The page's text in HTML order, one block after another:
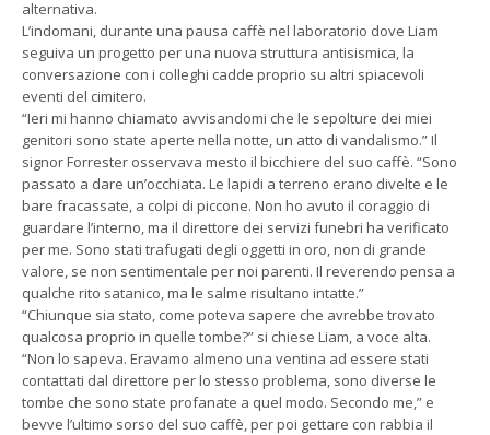
alternativa.
L’indomani, durante una pausa caffè nel laboratorio dove Liam
seguiva un progetto per una nuova struttura antisismica, la
conversazione con i colleghi cadde proprio su altri spiacevoli
eventi del cimitero.
“Ieri mi hanno chiamato avvisandomi che le sepolture dei miei
genitori sono state aperte nella notte, un atto di vandalismo.” Il
signor Forrester osservava mesto il bicchiere del suo caffè. “Sono
passato a dare un’occhiata. Le lapidi a terreno erano divelte e le
bare fracassate, a colpi di piccone. Non ho avuto il coraggio di
guardare l’interno, ma il direttore dei servizi funebri ha verificato
per me. Sono stati trafugati degli oggetti in oro, non di grande
valore, se non sentimentale per noi parenti. Il reverendo pensa a
qualche rito satanico, ma le salme risultano intatte.”
“Chiunque sia stato, come poteva sapere che avrebbe trovato
qualcosa proprio in quelle tombe?” si chiese Liam, a voce alta.
“Non lo sapeva. Eravamo almeno una ventina ad essere stati
contattati dal direttore per lo stesso problema, sono diverse le
tombe che sono state profanate a quel modo. Secondo me,” e
bevve l’ultimo sorso del suo caffè, per poi gettare con rabbia il